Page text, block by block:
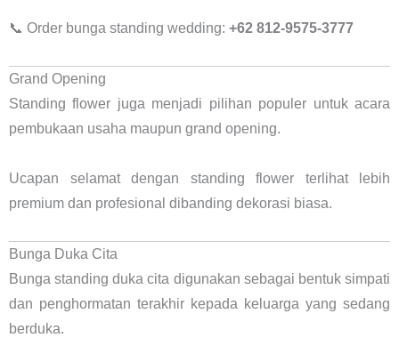
📞 Order bunga standing wedding: +62 812-9575-3777
Grand Opening
Standing flower juga menjadi pilihan populer untuk acara
pembukaan usaha maupun grand opening.
Ucapan selamat dengan standing flower terlihat lebih
premium dan profesional dibanding dekorasi biasa.
Bunga Duka Cita
Bunga standing duka cita digunakan sebagai bentuk simpati
dan penghormatan terakhir kepada keluarga yang sedang
berduka.